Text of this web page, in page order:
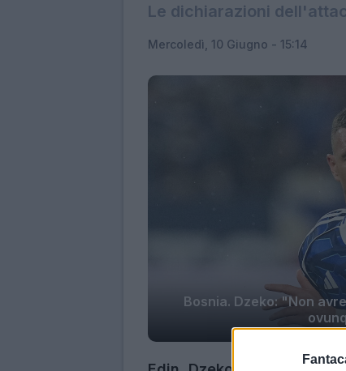
Le dichiarazioni
Mercoledì, 10 Giugno - 15:14
Bosnia. Dzeko: "Non